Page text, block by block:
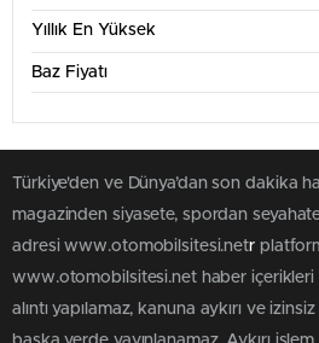
15
20
30
Yıllık En Yüksek
Baz Fiyatı
Türkiye'den ve Dünya’dan son dakika
magazinden siyasete, spordan
adresi www.otomobilsitesi.netr
www.otomobilsitesi.net haber
alıntı yapılamaz, kanuna aykırı ve